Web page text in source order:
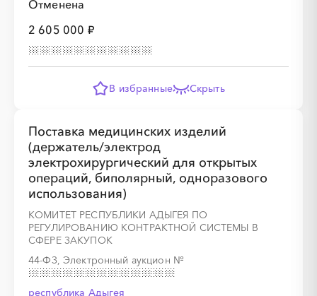
Отменена
2 605 000 ₽
В избранные Скрыть
Поставка медицинских изделий
(держатель/электрод
электрохирургический для открытых
операций, биполярный, одноразового
использования)
КОМИТЕТ РЕСПУБЛИКИ АДЫГЕЯ ПО
РЕГУЛИРОВАНИЮ КОНТРАКТНОЙ СИСТЕМЫ В
СФЕРЕ ЗАКУПОК
44-ФЗ, Электронный аукцион №
республика Адыгея